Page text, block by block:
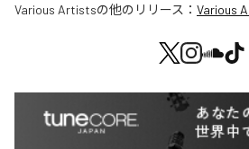
Various Artistsの他のリリース： Various